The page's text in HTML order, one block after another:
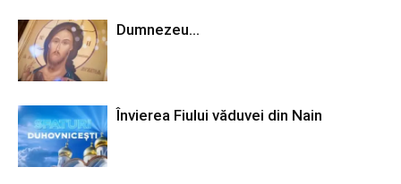
Dumnezeu…
Învierea Fiului văduvei din Nain